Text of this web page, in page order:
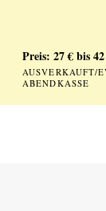
Preis: 27 € bis
AUSVERKAUFT/
ABENDKASSE